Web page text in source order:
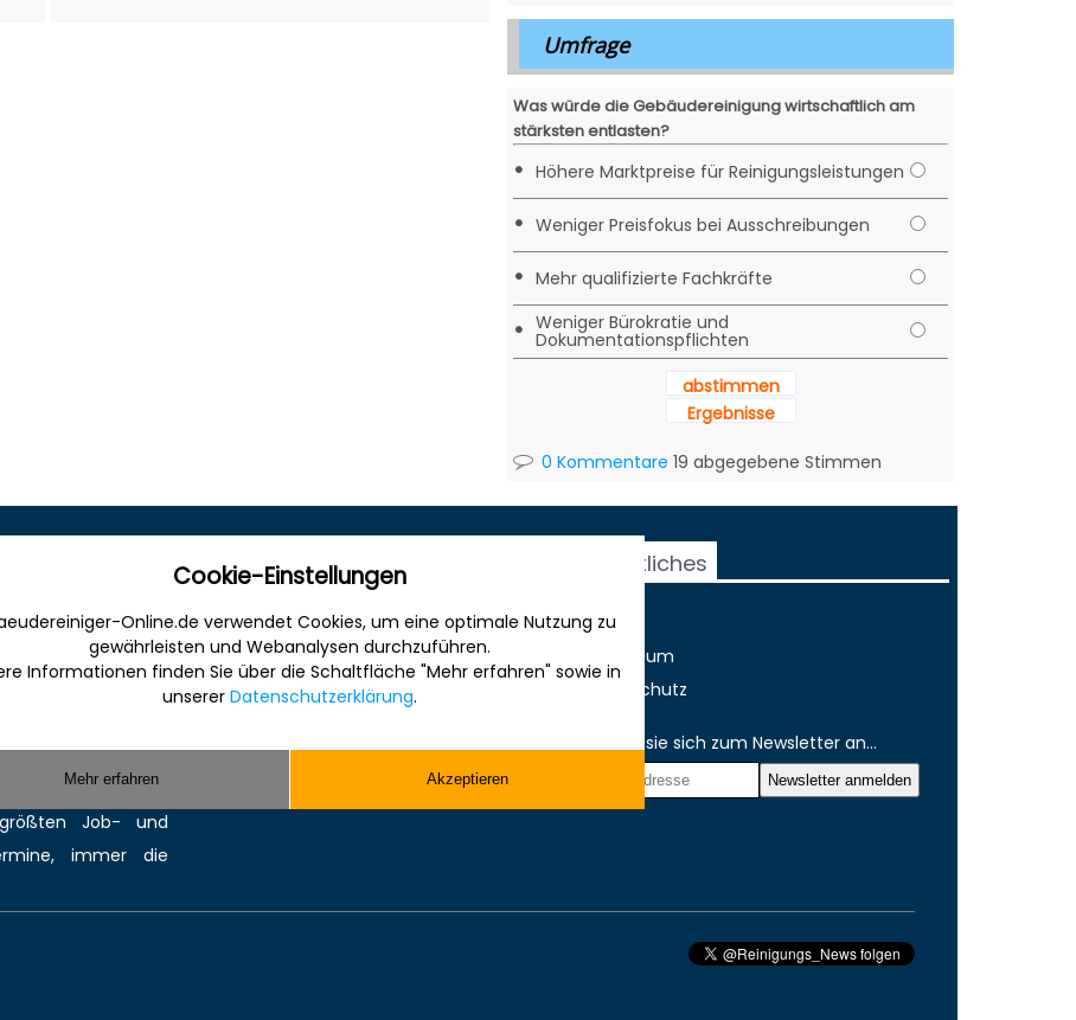
Umfrage
Was würde die Gebäudereinigung wirtschaftlich am
stärksten entlasten?
• Höhere Marktpreise für Reinigungsleistungen
• Weniger Preisfokus bei Ausschreibungen
• Mehr qualifizierte Fachkräfte
• Weniger Bürokratie und
Dokumentationspflichten
abstimmen
Ergebnisse
0 Kommentare 19 abgegebene Stimmen
Internet für die
Informativ,
Sie gefunden und
bzw.
kompetente
Reinigungsmittel,
größtenJob- und
, immer die
Sonstiges
Werbung
Musterverträge und Vorlagen
Hilfe
Rechtliches
AGB
Impressum
Datenschutz
Melden sie sich zum Newsletter an...
Cookie-Einstellungen
Online.de verwendet Cookies, um eine optimale Nutzung zu
gewährleisten und Webanalysen durchzuführen.
Informationen finden Sie über die Schaltfläche "Mehr erfahren" sowie in
unserer Datenschutzerklärung.
Mehr erfahren Akzeptieren